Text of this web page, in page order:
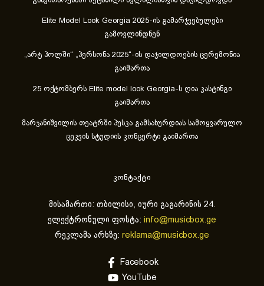
Elite Model Look Georgia 2025-ის გამარჯვებულები
გამოვლინდნენ
„არტ ჰოლში“ „პერსონა 2025“-ის დაჯილდოების ცერემონია
გაიმართა
25 ოქტომბერს Elite model look Georgia-ს ღია კასტინგი
გაიმართა
მარჯანიშვილის თეატრში პუსკა გამსახურდიას სამოყვარულო
ცეკვის სტუდიის კონცერტი გაიმართა
კონტაქტი
მისამართი: თბილისი, იური გაგარინის 24.
ელექტრონული ფოსტა: info@musicbox.ge
რეკლამა არხზე: reklama@musicbox.ge
Facebook
YouTube